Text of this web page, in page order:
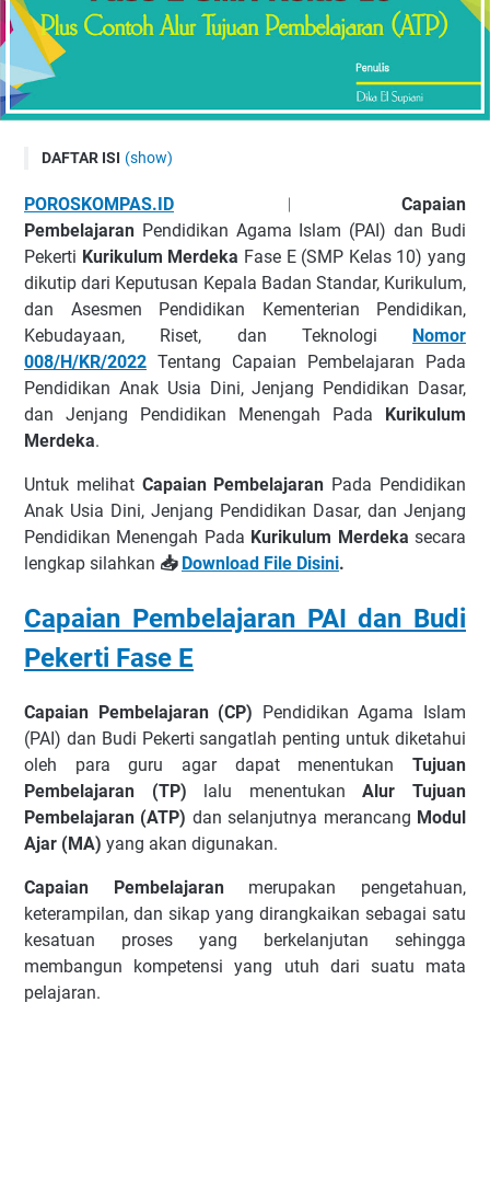
DAFTAR ISI (show)
Capaian Umum Pembelajaran PAI dan Budi Pekerti Fase E
Capaian Pembelajaran Per Elemen Fase E
Elemen Al-Qur’an dan Hadist
Elemen Akidah
Elemen Akhlak
Elemen Fiqih
Elemen Sejarah Peradaban Islam
Unduh Contoh ATP PAI dan Budi Pekerti Fase E
POROSKOMPAS.ID ︱ Capaian
Pembelajaran Pendidikan Agama Islam (PAI) dan Budi
Pekerti Kurikulum Merdeka Fase E (SMP Kelas 10) yang
dikutip dari Keputusan Kepala Badan Standar, Kurikulum,
dan Asesmen Pendidikan Kementerian Pendidikan,
Kebudayaan, Riset, dan Teknologi
Nomor
008/H/KR/2022 Tentang Capaian Pembelajaran Pada
Pendidikan Anak Usia Dini, Jenjang Pendidikan Dasar,
dan Jenjang Pendidikan Menengah Pada
Kurikulum
Merdeka.
Untuk melihat Capaian Pembelajaran Pada Pendidikan
Anak Usia Dini, Jenjang Pendidikan Dasar, dan Jenjang
Pendidikan Menengah Pada Kurikulum Merdeka secara
lengkap silahkan 📥 Download File Disini.
Capaian Pembelajaran PAI dan Budi
Pekerti Fase E
Capaian Pembelajaran (CP) Pendidikan Agama Islam
(PAI) dan Budi Pekerti sangatlah penting untuk diketahui
oleh para guru agar dapat menentukan Tujuan
Pembelajaran (TP) lalu menentukanAlur Tujuan
Pembelajaran (ATP) dan selanjutnya merancang Modul
Ajar (MA) yang akan digunakan.
Capaian Pembelajaranmerupakan pengetahuan,
keterampilan, dan sikap yang dirangkaikan sebagai satu
kesatuan proses yang berkelanjutan sehingga
membangun kompetensi yang utuh dari suatu mata
pelajaran.